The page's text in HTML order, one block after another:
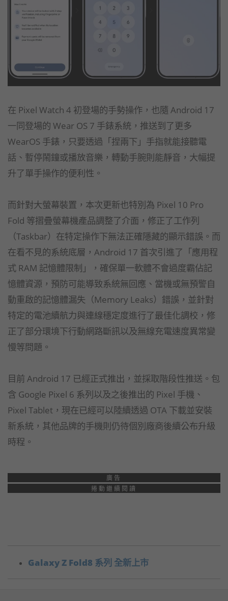
在 Pixel Watch 4 初登場的手勢操作，也隨 Android 17
一同登場的 Wear OS 7 手錶系統，推送到了更多
WearOS 手錶，只要透過「捏兩下」手指就能接聽電
話、暫停鬧鐘或播放音樂，轉動手腕則能靜音，大幅提
升了單手操作的便利性。
而針對大螢幕裝置，本次更新也特別為 Pixel 10 Pro
Fold 等摺疊螢幕機產品調整了介面，修正了工作列
（Taskbar）在特定操作下無法正確隱藏的顯示錯誤。而
在看不見的系統底層，Android 17 首次引進了「應用程
式 RAM 記憶體限制」，確保單一軟體不會過度霸佔記
憶體資源，預防可能導致系統無回應、當機或無預警自
動重啟的記憶體漏失（Memory Leaks）錯誤，並針對
特定的電池續航力與連線穩定度進行了最佳化調校，修
正了部分環境下行動網路斷訊以及無線充電速度異常變
慢等問題。
目前 Android 17 已經正式推出，並採取階段性推送。包
含 Google Pixel 6 系列以及之後推出的 Pixel 手機、
Pixel Tablet，現在已經可以陸續透過 OTA 下載並安裝
新系統，其他品牌的手機則仍待個別廠商後續公布升級
時程。
廣告
捲動繼續閱讀
Galaxy Z Fold8 系列 全新上市